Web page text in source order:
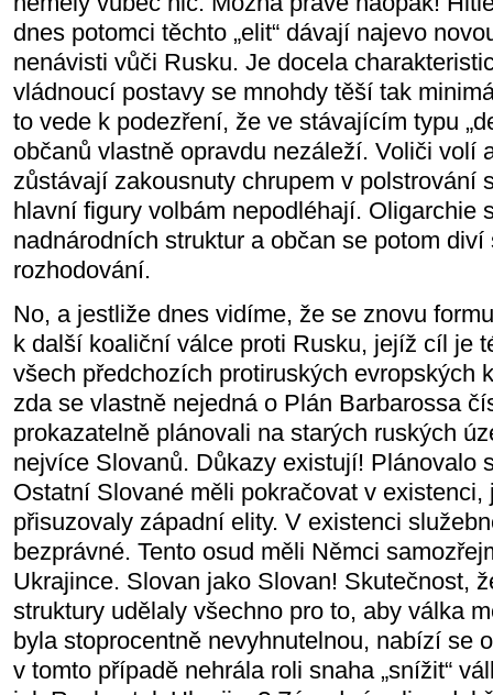
dnes potomci těchto „elit“ dávají najevo
nenávisti vůči Rusku. Je docela
vládnoucí postavy se mnohdy těší tak
to vede k podezření, že ve stávajícím typu
občanů vlastně opravdu nezáleží. Voliči volí
zůstávají zakousnuty chrupem v polstrování
hlavní figury volbám nepodléhají. Oligarchie
nadnárodních struktur a občan se potom
rozhodování.
No, a jestliže dnes vidíme, že se znovu
k další koaliční válce proti Rusku, jejíž cíl je
všech předchozích protiruských evropských
zda se vlastně nejedná o Plán Barbarossa
prokazatelně plánovali na starých ruských
nejvíce Slovanů. Důkazy existují! Plánovalo
Ostatní Slované měli pokračovat v existenci,
přisuzovaly západní elity. V existenci
bezprávné. Tento osud měli Němci
Ukrajince. Slovan jako Slovan! Skutečnost,
struktury udělaly všechno pro to, aby válka
byla stoprocentně nevyhnutelnou, nabízí se
v tomto případě nehrála roli snaha „snížit“